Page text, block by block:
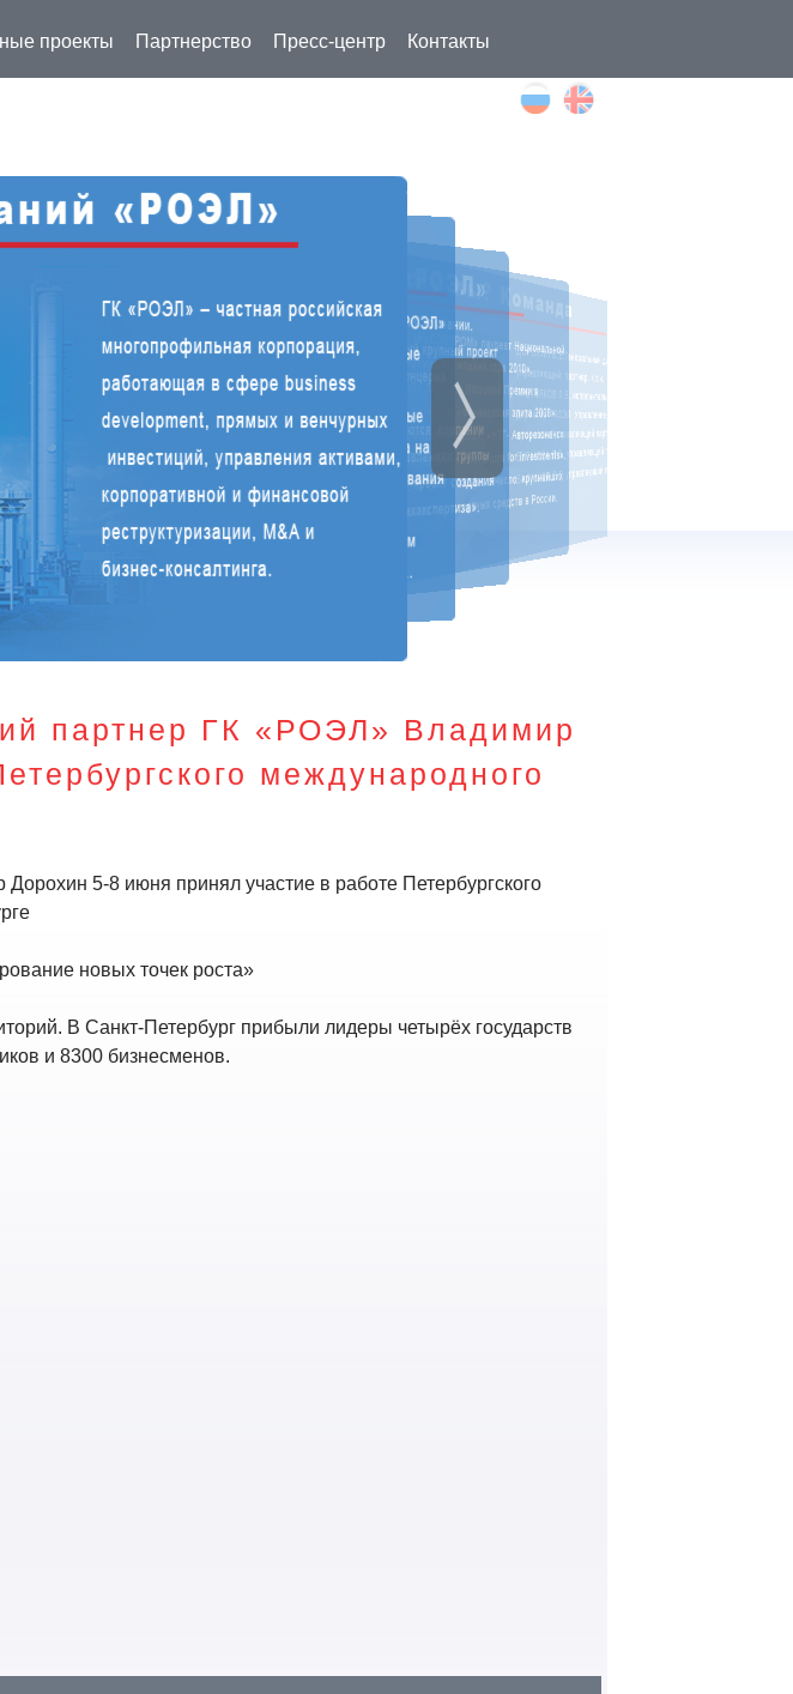
проекты Партнерство Пресс-центр Контакты
партнер ГК «РОЭЛ» Владимир
международного
5-8 июня принял участие в работе Петербургского
новых точек роста»
В Санкт-Петербург прибыли лидеры четырёх государств
и 8300 бизнесменов.